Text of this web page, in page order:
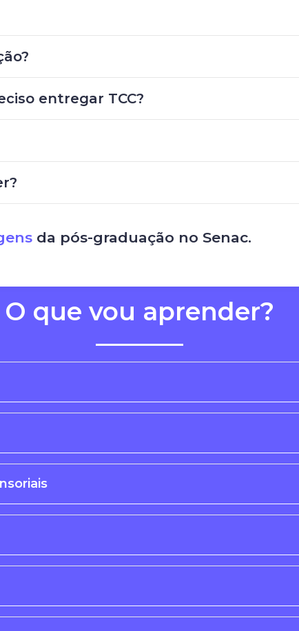
entregar TCC?
da pós-graduação no Senac.
O que vou aprender?